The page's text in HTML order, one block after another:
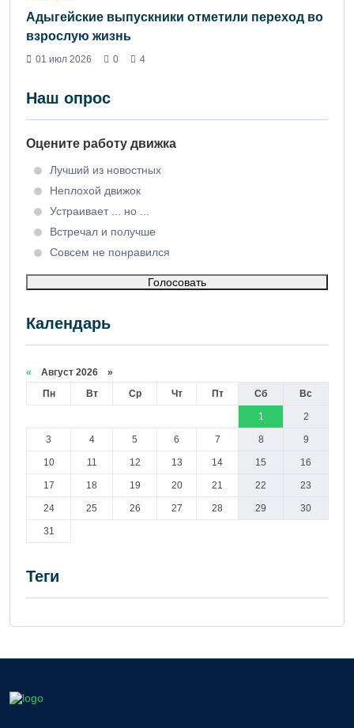
Адыгейские выпускники отметили переход во
взрослую жизнь
01 июл 2026 0 4
Наш опрос
Оцените работу движка
Лучший из новостных
Неплохой движок
Устраивает ... но ...
Встречал и получше
Совсем не понравился
Голосовать
Календарь
« Август 2026 »
Пн
Вт Ср Чт Пт Сб Вс
1 2
3 4 5 6 7 8 9
10 11 12 13 14 15 16
17 18 19 20 21 22 23
24 25 26 27 28 29 30
31
Теги